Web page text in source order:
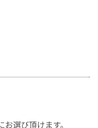
選び頂けます。